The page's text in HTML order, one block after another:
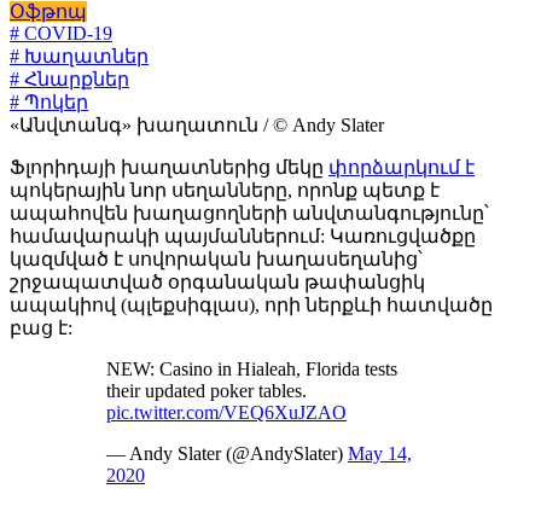
Օֆթոպ
# COVID-19
# Խաղատներ
# Հնարքներ
# Պոկեր
«Անվտանգ» խաղատուն / © Andy Slater
Ֆլորիդայի խաղատներից մեկը փորձարկում է
պոկերային նոր սեղանները, որոնք պետք է
ապահովեն խաղացողների անվտանգությունը՝
համավարակի պայմաններում: Կառուցվածքը
կազմված է սովորական խաղասեղանից՝
շրջապատված օրգանական թափանցիկ
ապակիով (պլեքսիգլաս), որի ներքևի հատվածը
բաց է:
NEW: Casino in Hialeah, Florida tests
their updated poker tables.
pic.twitter.com/VEQ6XuJZAO
— Andy Slater (@AndySlater) May 14,
2020